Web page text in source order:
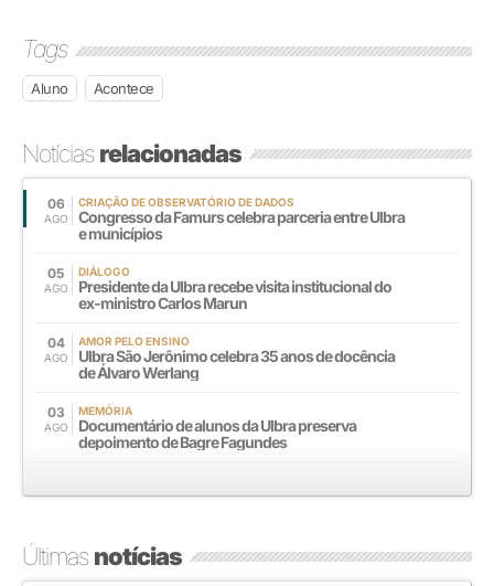
Tags
Aluno Acontece
Notíciasrelacionadas
06
AGO
CRIAÇÃO DE OBSERVATÓRIO DE DADOS
Congresso da Famurs celebra parceria entre Ulbra
e municípios
05
AGO
DIÁLOGO
Presidente da Ulbra recebe visita institucional do
ex-ministro Carlos Marun
04
AGO
AMOR PELO ENSINO
Ulbra São Jerônimo celebra 35 anos de docência
de Álvaro Werlang
03
AGO
MEMÓRIA
Documentário de alunos da Ulbra preserva
depoimento de Bagre Fagundes
Últimasnotícias